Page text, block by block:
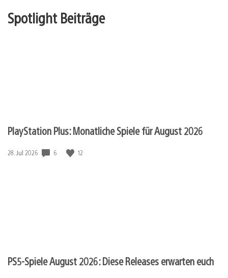
Spotlight Beiträge
PlayStation Plus: Monatliche Spiele für August 2026
Veröffentlichungsdatum:
28. Jul 2026 6 12
PS5-Spiele August 2026: Diese Releases erwarten euch